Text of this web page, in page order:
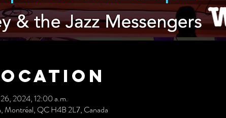
2024, 12:00 a.m.
Montréal, QC H4B 2L7, Canada